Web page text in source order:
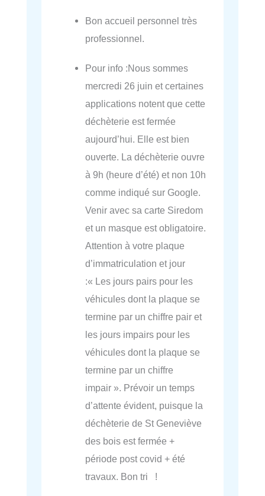
Bon accueil personnel très
professionnel.
Pour info :Nous sommes
mercredi 26 juin et certaines
applications notent que cette
déchèterie est fermée
aujourd’hui. Elle est bien
ouverte. La déchèterie ouvre
à 9h (heure d’été) et non 10h
comme indiqué sur Google.
Venir avec sa carte Siredom
et un masque est obligatoire.
Attention à votre plaque
d’immatriculation et jour
:« Les jours pairs pour les
véhicules dont la plaque se
termine par un chiffre pair et
les jours impairs pour les
véhicules dont la plaque se
termine par un chiffre
impair ». Prévoir un temps
d’attente évident, puisque la
déchèterie de St Geneviève
des bois est fermée +
période post covid + été
travaux. Bon tri !